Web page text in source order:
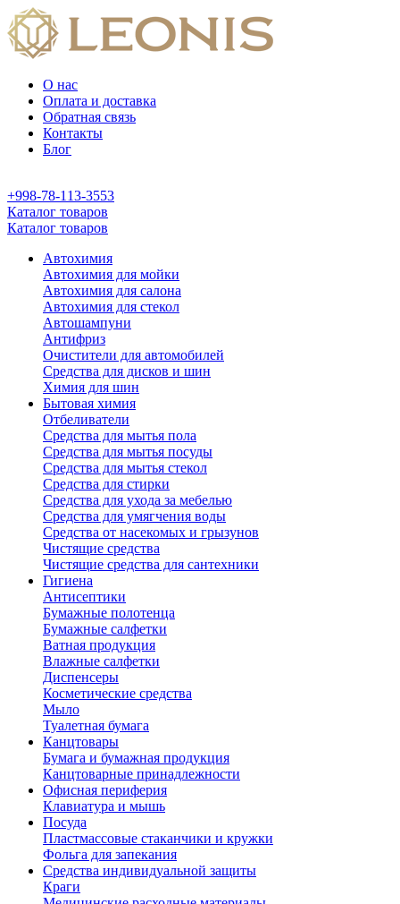
О нас
Оплата и доставка
Обратная связь
Контакты
Блог
+998-78-113-3553
Каталог товаров
Каталог товаров
Автохимия
Автохимия для мойки
Автохимия для салона
Автохимия для стекол
Автошампуни
Антифриз
Очистители для автомобилей
Средства для дисков и шин
Химия для шин
Бытовая химия
Отбеливатели
Средства для мытья пола
Средства для мытья посуды
Средства для мытья стекол
Средства для стирки
Средства для ухода за мебелью
Средства для умягчения воды
Средства от насекомых и грызунов
Чистящие средства
Чистящие средства для сантехники
Гигиена
Антисептики
Бумажные полотенца
Бумажные салфетки
Ватная продукция
Влажные салфетки
Диспенсеры
Косметические средства
Мыло
Туалетная бумага
Канцтовары
Бумага и бумажная продукция
Канцтоварные принадлежности
Офисная периферия
Клавиатура и мышь
Посуда
Пластмассовые стаканчики и кружки
Фольга для запекания
Средства индивидуальной защиты
Краги